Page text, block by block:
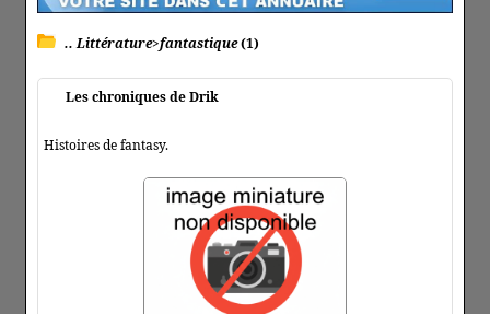
.. Littérature>fantastique(1)
Les chroniques de Drik
Histoires de fantasy.